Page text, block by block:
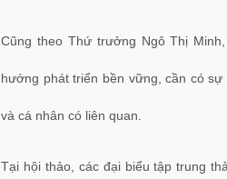
Cũng theo Thứ trưởng Ngô Thị
hướng phát triển bền vững, cần có
và cá nhân có liên quan.
Tại hội thảo, các đại biểu tập trung